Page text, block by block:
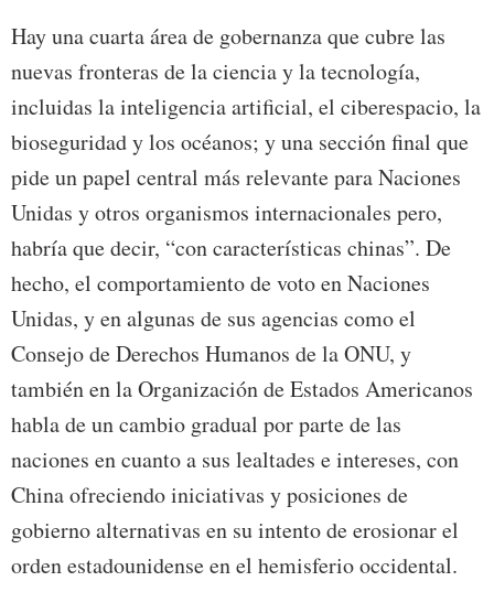
Hay una cuarta área de gobernanza que cubre las
nuevas fronteras de la ciencia y la tecnología,
incluidas la inteligencia artificial, el ciberespacio, la
bioseguridad y los océanos; y una sección final que
pide un papel central más relevante para Naciones
Unidas y otros organismos internacionales pero,
habría que decir, “con características chinas”. De
hecho, el comportamiento de voto en Naciones
Unidas, y en algunas de sus agencias como el
Consejo de Derechos Humanos de la ONU, y
también en la Organización de Estados Americanos
habla de un cambio gradual por parte de las
naciones en cuanto a sus lealtades e intereses, con
China ofreciendo iniciativas y posiciones de
gobierno alternativas en su intento de erosionar el
orden estadounidense en el hemisferio occidental.